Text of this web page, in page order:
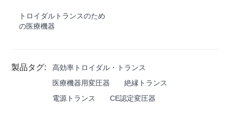
トロイダルトランスのため
の医療機器
製品タグ:
高効率トロイダル・トランス
医療機器用変圧器
絶縁トランス
電源トランス
CE認定変圧器